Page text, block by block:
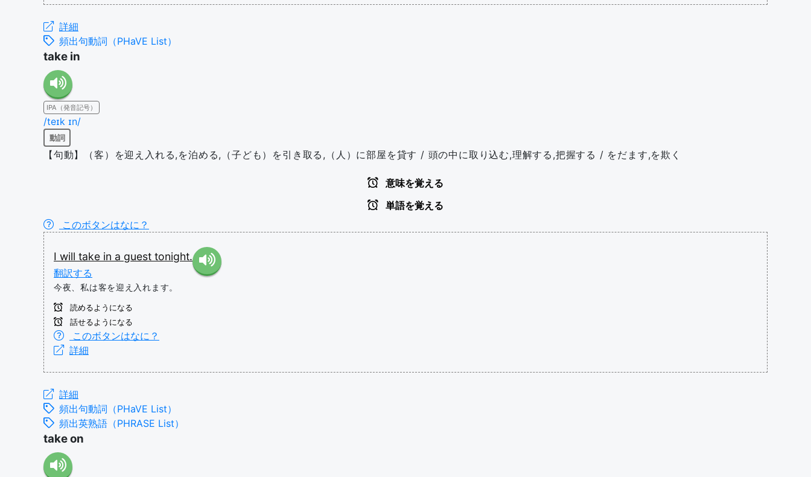
詳細
頻出句動詞（PHaVE List）
take in
IPA（発音記号）
/teɪk ɪn/
動詞
【句動】（客）を迎え入れる,を泊める,（子ども）を引き取る,（人）に部屋を貸す / 頭の中に取り込む,理解する,把握する / をだます,を欺く
意味を覚える
単語を覚える
このボタンはなに？
I will take in a guest tonight.
翻訳する
今夜、私は客を迎え入れます。
読めるようになる
話せるようになる
このボタンはなに？
詳細
詳細
頻出句動詞（PHaVE List）
頻出英熟語（PHRASE List）
take on